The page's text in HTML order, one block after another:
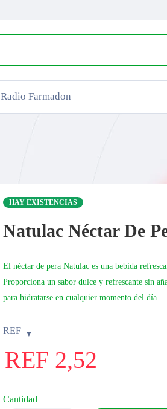
Radio Farmadon
HAY EXISTENCIAS
Natulac Néctar De
El néctar de pera Natulac es una bebida
Proporciona un sabor dulce y refrescante sin
para hidratarse en cualquier momento del día.
REF
REF 2,52
Cantidad